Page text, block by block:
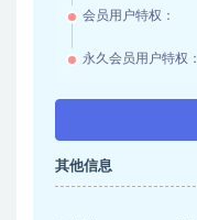
会员用户特权：
永久会员用户特权：
其他信息